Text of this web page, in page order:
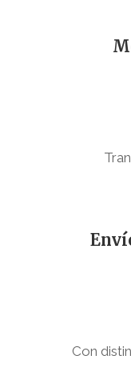
Con